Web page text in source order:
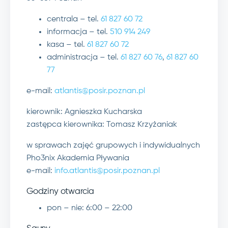
centrala – tel. 61 827 60 72
informacja – tel. 510 914 249
kasa – tel. 61 827 60 72
administracja – tel. 61 827 60 76, 61 827 60
77
e-mail: atlantis@posir.poznan.pl
kierownik: Agnieszka Kucharska
zastępca kierownika: Tomasz Krzyżaniak
w sprawach zajęć grupowych i indywidualnych
Pho3nix Akademia Pływania
e-mail: info.atlantis@posir.poznan.pl
Godziny otwarcia
pon – nie: 6:00 – 22:00